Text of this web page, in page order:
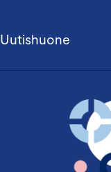
Uutishuone